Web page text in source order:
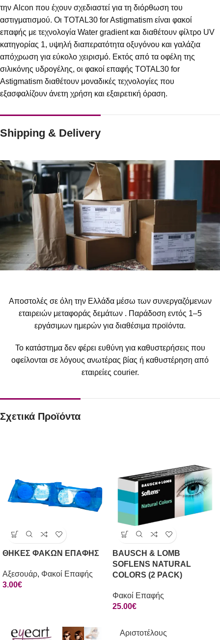
την Alcon που έχουν σχεδιαστεί για τη διόρθωση του
αστιγματισμού. Οι TOTAL30 for Astigmatism είναι φακοί
επαφής με τεχνολογία Water gradient και διαθέτουν φίλτρο UV
κατηγορίας 1, υψηλή διαπερατότητα οξυγόνου και γαλάζια
απόχρωση για εύκολο χειρισμό. Εκτός από τα οφέλη της
σιλικόνης υδρογέλης, οι φακοί επαφής TOTAL30 for
Astigmatism διαθέτουν μοναδικές τεχνολογίες που
εξασφαλίζουν άνετη χρήση και εξαιρετική όραση.
Shipping & Delivery
Αποστολές σε όλη την Ελλάδα μέσω των συνεργαζόμενων
εταιρειών μεταφοράς δεμάτων . Παράδοση εντός 1–5
εργάσιμων ημερών για διαθέσιμα προϊόντα.
Το κατάστημα δεν φέρει ευθύνη για καθυστερήσεις που
οφείλονται σε λόγους ανωτέρας βίας ή καθυστέρηση από
εταιρείες courier.
Σχετικά Προϊόντα
ΘΗΚΕΣ ΦΑΚΩΝ ΕΠΑΦΗΣ
Αξεσουάρ, Φακοί Επαφής
3.00€
BAUSCH & LOMB
SOFLENS NATURAL
COLORS (2 PACK)
Φακοί Επαφής
25.00€
Αριστοτέλους